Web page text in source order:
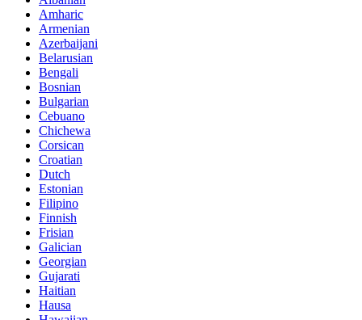
Amharic
Armenian
Azerbaijani
Belarusian
Bengali
Bosnian
Bulgarian
Cebuano
Chichewa
Corsican
Croatian
Dutch
Estonian
Filipino
Finnish
Frisian
Galician
Georgian
Gujarati
Haitian
Hausa